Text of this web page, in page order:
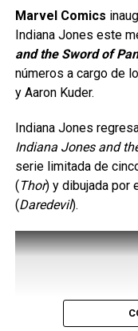
rival para presionarlo
cometer errores. Su
Eskrima
, un arte
un
,
rápidos y múltiples
Uno de los aspectos
Marvel Comics
Indiana Jones este
and the Sword of
números a cargo de
y Aaron Kuder.
Indiana Jones
Indiana Jones and
serie limitada de
(Thor) y dibujada por
(Daredevil).